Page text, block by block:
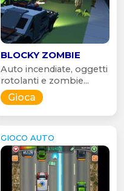
BLOCKY ZOMBIE
Auto incendiate, oggetti
rotolanti e zombie...
Gioca
GIOCO AUTO